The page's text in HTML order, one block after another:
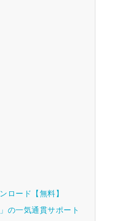
ロード【無料】
の一気通貫サポート